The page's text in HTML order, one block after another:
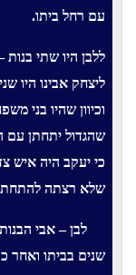
עם רחל ביתו.
ללבן היו שתי
ליצחק אבינו היו
וכיוון שהיו בני
שהגדול יתחתן
כי יעקב היה איש
שלא רצתה
לבן – אבי
שנים בביתו ואחר